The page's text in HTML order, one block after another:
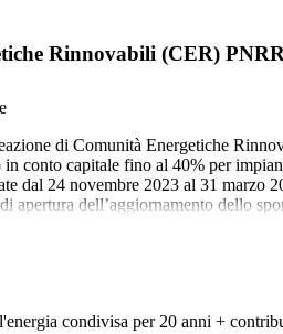
Rinnovabili (CER)
di Comunità Energetiche
conto capitale fino al 40% per
dal 24 novembre 2023 al 31
apertura dell’aggiornamento dello
condivisa per 20 anni +